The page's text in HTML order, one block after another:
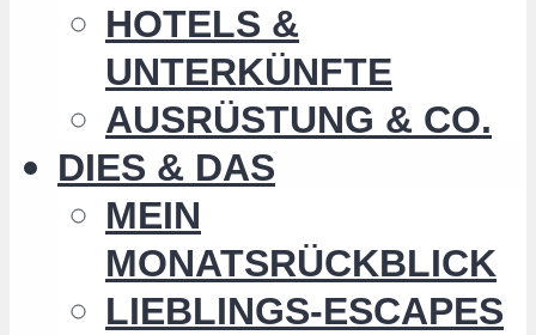
HOTELS &
UNTERKÜNFTE
AUSRÜSTUNG & CO.
DIES & DAS
MEIN
MONATSRÜCKBLICK
LIEBLINGS-ESCAPES